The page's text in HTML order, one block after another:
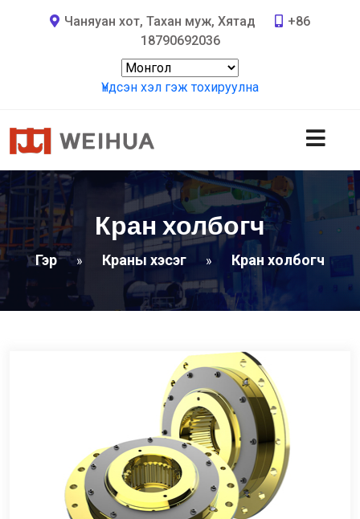
Чаняуан хот, Тахан муж, Хятад
+86
18790692036
Үндсэн хэл гэж тохируулна
Кран холбогч
Гэр » Краны хэсэг » Кран холбогч